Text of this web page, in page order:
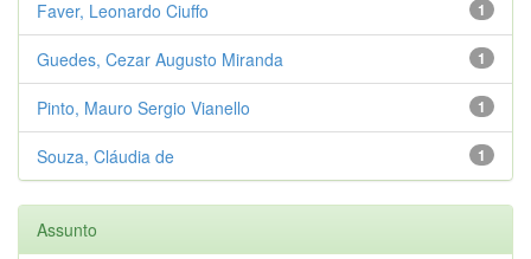
1
Faver, Leonardo Ciuffo
1
Guedes, Cezar Augusto Miranda
1
Pinto, Mauro Sergio Vianello
1
Souza, Cláudia de
Assunto